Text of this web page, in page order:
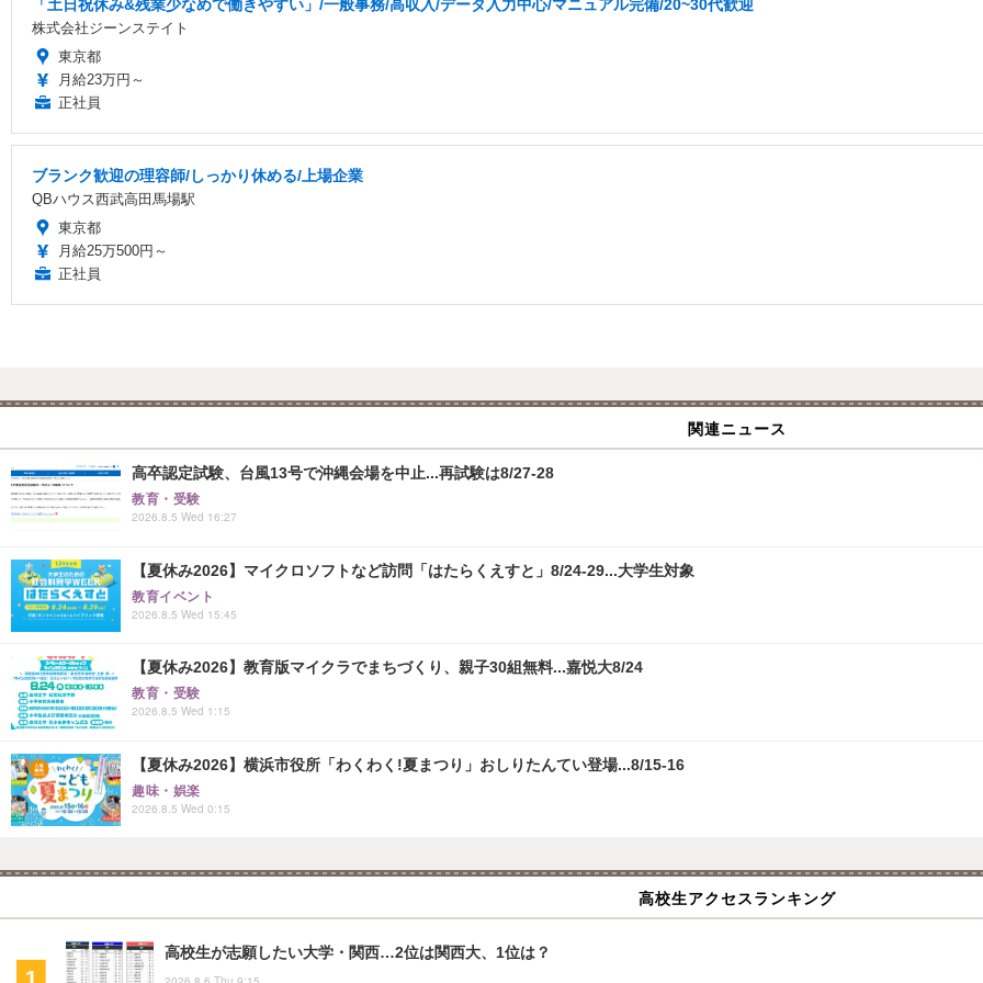
「土日祝休み&残業少なめで働きやすい」/一般事務/高収入/データ入力中心/マニュアル完備/20~30代歓迎
株式会社ジーンステイト
東京都
月給23万円～
正社員
ブランク歓迎の理容師/しっかり休める/上場企業
QBハウス西武高田馬場駅
東京都
月給25万500円～
正社員
関連ニュース
高卒認定試験、台風13号で沖縄会場を中止...再試験は8/27-28
教育・受験
2026.8.5 Wed 16:27
【夏休み2026】マイクロソフトなど訪問「はたらくえすと」8/24-29...大学生対象
教育イベント
2026.8.5 Wed 15:45
【夏休み2026】教育版マイクラでまちづくり、親子30組無料...嘉悦大8/24
教育・受験
2026.8.5 Wed 1:15
【夏休み2026】横浜市役所「わくわく!夏まつり」おしりたんてい登場...8/15-16
趣味・娯楽
2026.8.5 Wed 0:15
高校生アクセスランキング
高校生が志願したい大学・関西…2位は関西大、1位は？